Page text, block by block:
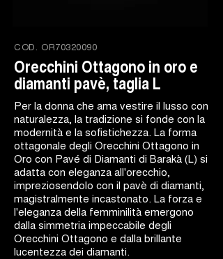
COD. OR70320090
Orecchini Ottagono in oro e
diamanti pavè, taglia L
Per la donna che ama vestire il lusso con
naturalezza, la tradizione si fonde con la
modernità e la sofistichezza. La forma
ottagonale degli Orecchini Ottagono in
Oro con Pavé di Diamanti di Barakà (L) si
adatta con eleganza all'orecchio,
impreziosendolo con il pavè di diamanti,
magistralmente incastonato. La forza e
l'eleganza della femminilità emergono
dalla simmetria impeccabile degli
Orecchini Ottagono e dalla brillante
lucentezza dei diamanti.